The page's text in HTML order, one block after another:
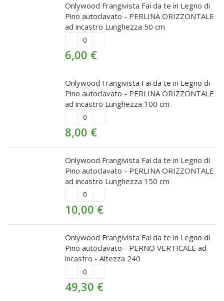
Onlywood Frangivista Fai da te in Legno di
Pino autoclavato - PERLINA ORIZZONTALE
ad incastro Lunghezza 50 cm
6,00 €
Onlywood Frangivista Fai da te in Legno di
Pino autoclavato - PERLINA ORIZZONTALE
ad incastro Lunghezza 100 cm
8,00 €
Onlywood Frangivista Fai da te in Legno di
Pino autoclavato - PERLINA ORIZZONTALE
ad incastro Lunghezza 150 cm
10,00 €
Onlywood Frangivista Fai da te in Legno di
Pino autoclavato - PERNO VERTICALE ad
incastro - Altezza 240
49,30 €